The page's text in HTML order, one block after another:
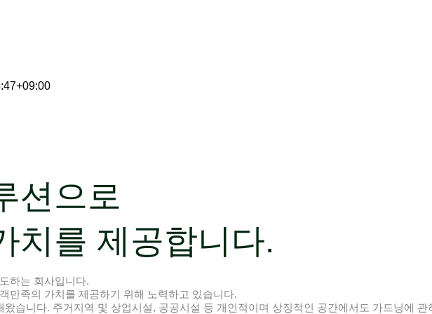
션으로
치를 제공합니다.
하는 회사입니다.
만족의 가치를 제공하기 위해 노력하고 있습니다.
습니다. 주거지역 및 상업시설, 공공시설 등 개인적이며 상징적인 공간에서도 가드닝에 관